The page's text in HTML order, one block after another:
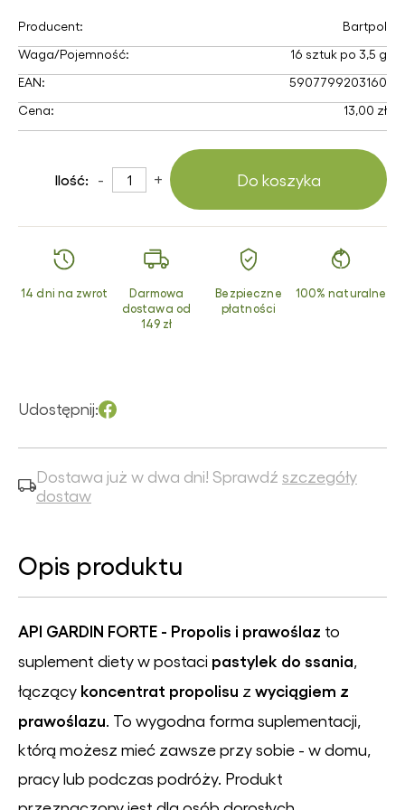
Producent:
Bartpol
Waga/Pojemność:
16 sztuk po 3,5 g
EAN:
5907799203160
Cena:
13,00 zł
Ilość: - + Do koszyka
14 dni na zwrot
Darmowa
dostawa od
149 zł
Bezpieczne
płatności
100% naturalne
Udostępnij:
Dostawa już w dwa dni! Sprawdź szczegóły
dostaw
Opis produktu
API GARDIN FORTE - Propolis i prawoślaz to
suplement diety w postaci pastylek do ssania,
łączący koncentrat propolisu z wyciągiem z
prawoślazu. To wygodna forma suplementacji,
którą możesz mieć zawsze przy sobie - w domu,
pracy lub podczas podróży. Produkt